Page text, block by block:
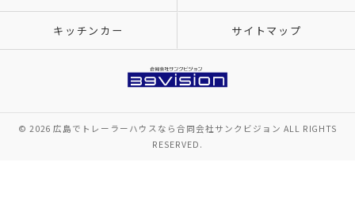
キッチンカー サイトマップ
© 2026 広島でトレーラーハウスなら合同会社サンクビジョン ALL RIGHTS
RESERVED.